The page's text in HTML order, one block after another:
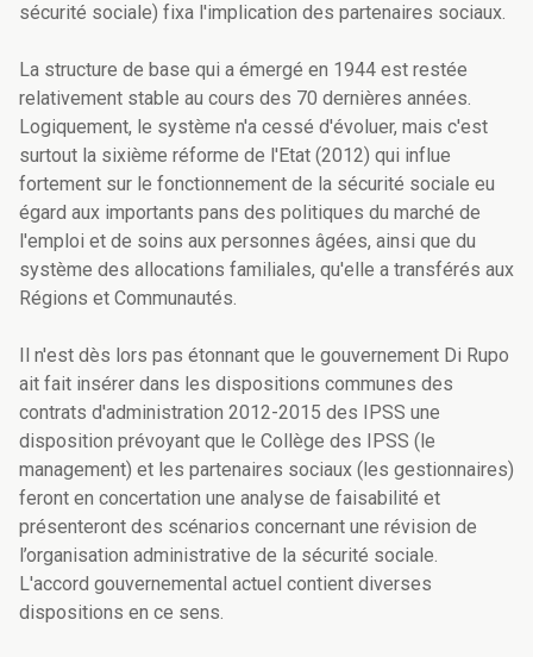
sécurité sociale) fixa l'implication des partenaires sociaux.
La structure de base qui a émergé en 1944 est restée
relativement stable au cours des 70 dernières années.
Logiquement, le système n'a cessé d'évoluer, mais c'est
surtout la sixième réforme de l'Etat (2012) qui influe
fortement sur le fonctionnement de la sécurité sociale eu
égard aux importants pans des politiques du marché de
l'emploi et de soins aux personnes âgées, ainsi que du
système des allocations familiales, qu'elle a transférés aux
Régions et Communautés.
Il n'est dès lors pas étonnant que le gouvernement Di Rupo
ait fait insérer dans les dispositions communes des
contrats d'administration 2012-2015 des IPSS une
disposition prévoyant que le Collège des IPSS (le
management) et les partenaires sociaux (les gestionnaires)
feront en concertation une analyse de faisabilité et
présenteront des scénarios concernant une révision de
l’organisation administrative de la sécurité sociale.
L'accord gouvernemental actuel contient diverses
dispositions en ce sens.